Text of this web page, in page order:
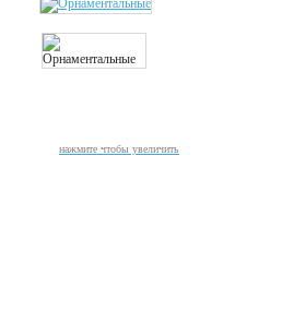
нажмите чтобы увеличить